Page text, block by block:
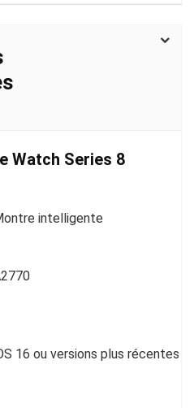
Watch Series 8
intelligente
16 ou versions plus récentes